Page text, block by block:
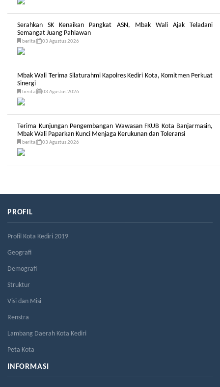
Serahkan SK Kenaikan Pangkat ASN, Mbak Wali Ajak Teladani
Semangat Juang Pahlawan
berita 03 Agustus 2026
Mbak Wali Terima Silaturahmi Kapolres Kediri Kota, Komitmen Perkuat
Sinergi
berita 03 Agustus 2026
Terima Kunjungan Pengembangan Wawasan FKUB Kota Banjarmasin,
Mbak Wali Paparkan Kunci Menjaga Kerukunan dan Toleransi
berita 03 Agustus 2026
PROFIL
Profil Kota Kediri 2019
Geografi
Demografi
Struktur
Visi dan Misi
Renstra
Lambang Daerah Kota Kediri
Peta Kota
INFORMASI